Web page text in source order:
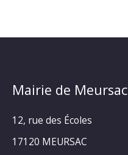
Mairie de Meursac
12, rue des Écoles
17120 MEURSAC